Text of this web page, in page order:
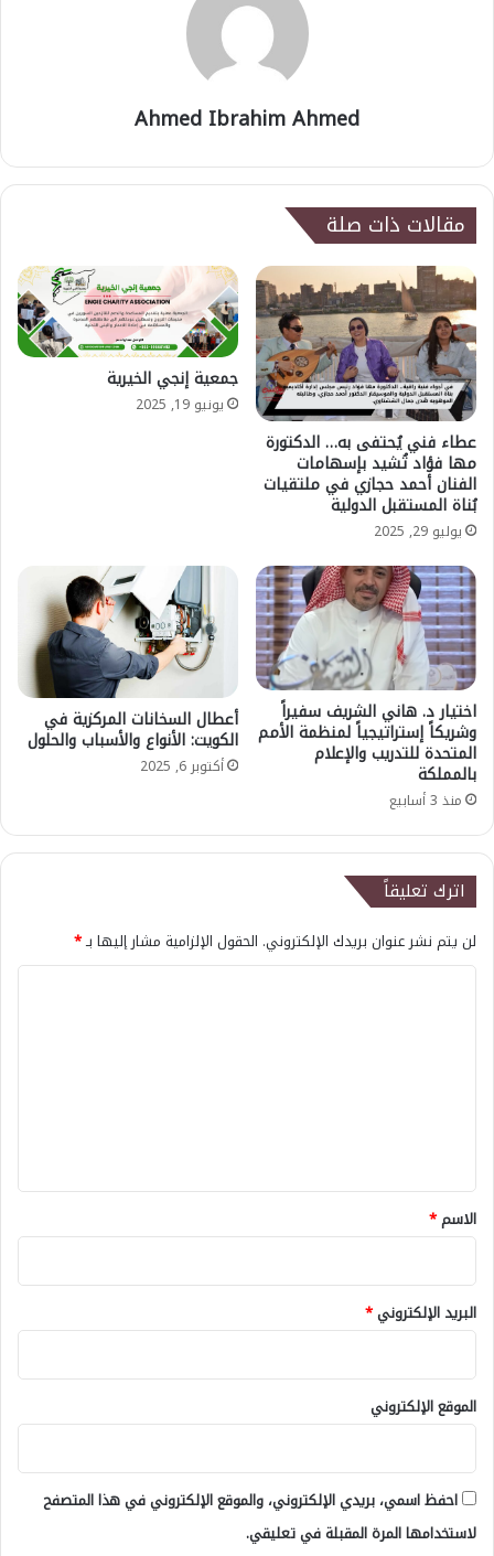
Ahmed Ibrahim Ahmed
مقالات ذات صلة
عطاء فني يُحتفى به… الدكتورة
مها فؤاد تُشيد بإسهامات
الفنان أحمد حجازي في ملتقيات
بُناة المستقبل الدولية
يوليو 29, 2025
جمعية إنجي الخيرية
يونيو 19, 2025
اختيار د. هاني الشريف سفيراً
وشريكاً إستراتيجياً لمنظمة الأمم
المتحدة للتدريب والإعلام
بالمملكة
منذ 3 أسابيع
أعطال السخانات المركزية في
الكويت: الأنواع والأسباب والحلول
أكتوبر 6, 2025
اترك تعليقاً
لن يتم نشر عنوان بريدك الإلكتروني. الحقول الإلزامية مشار إليها بـ*
*
الاسم*
البريد الإلكتروني*
الموقع الإلكتروني
احفظ اسمي، بريدي الإلكتروني، والموقع الإلكتروني في هذا المتصفح
لاستخدامها المرة المقبلة في تعليقي.